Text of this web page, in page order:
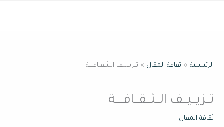
الرئيسية ثقافة المقال تــزيــيــف الــثــقــافــــة
تــزيــيــف الــثــقــافــــة
ثقافة المقال